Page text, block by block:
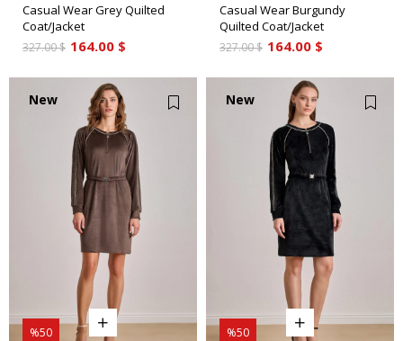
Casual Wear Grey Quilted
Coat/Jacket
164.00 $
327.00 $
Casual Wear Burgundy
Quilted Coat/Jacket
164.00 $
327.00 $
%50
New
%50
New